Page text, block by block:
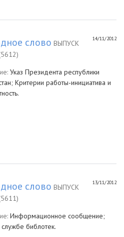
14/11/2012
слово ВЫПУСК
Указ Президента республики
Критерии работы-инициатива и
13/11/2012
слово ВЫПУСК
Информационное сообщение;
библотек.